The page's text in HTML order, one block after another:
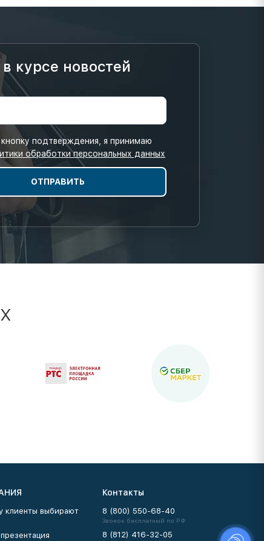
курсе новостей
подтверждения, я принимаю
обработки персональных данных
клиенты выбирают
Контакты
8 (800) 550-68-40
Звонок бесплатный по РФ
8 (812) 416-32-05